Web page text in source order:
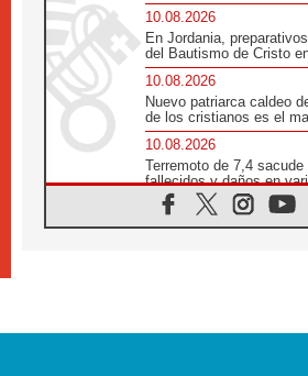
10.08.2026
En Jordania,
del Bautismo de Cristo
10.08.2026
Nuevo patriarca caldeo
de los cristianos es el
10.08.2026
Terremoto de 7,4 sacude
fallecidos y daños en
10.08.2026
Ébola en RD Congo:
10.08.2026